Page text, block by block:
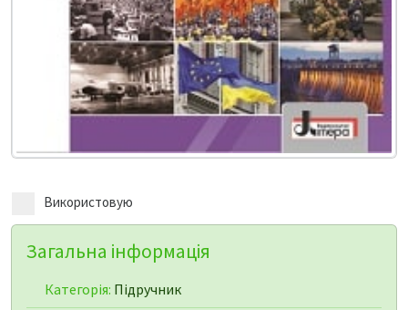
Використовую
Загальна інформація
Категорія: Підручник